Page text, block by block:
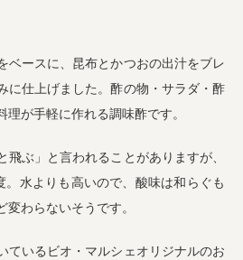
ベースに、昆布とかつおの出汁をブレ
に仕上げました。酢の物・サラダ・酢
が手軽に作れる調味酢です。
飛ぶ」と言われることがありますが、
水よりも高いので、酸味は和らぐも
わらないそうです。
ているビオ・マルシェオリジナルのお